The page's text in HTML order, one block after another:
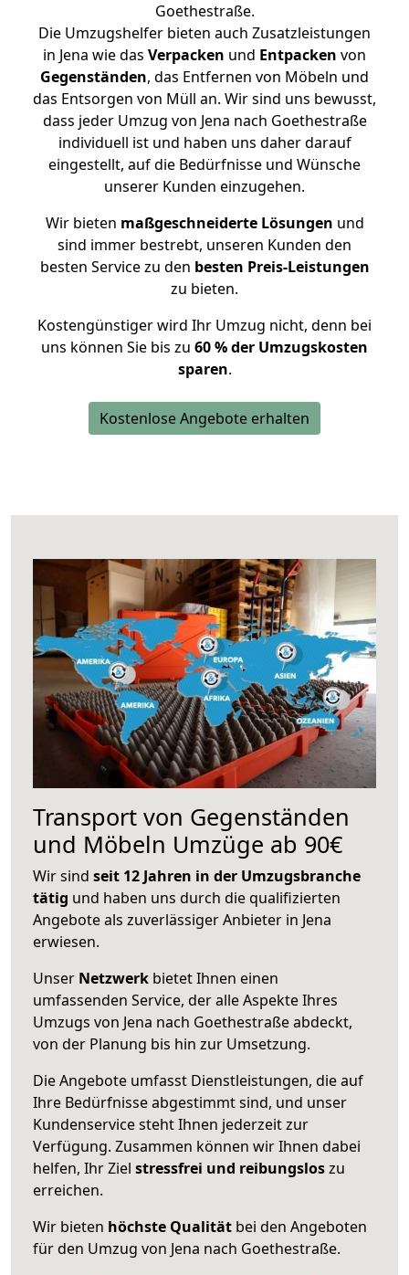
Goethestraße.
Die Umzugshelfer bieten auch Zusatzleistungen
in Jena wie das Verpacken und Entpacken von
Gegenständen, das Entfernen von Möbeln und
das Entsorgen von Müll an. Wir sind uns bewusst,
dass jeder Umzug von Jena nach Goethestraße
individuell ist und haben uns daher darauf
eingestellt, auf die Bedürfnisse und Wünsche
unserer Kunden einzugehen.
Wir bieten maßgeschneiderte Lösungen und
sind immer bestrebt, unseren Kunden den
besten Service zu den besten Preis-Leistungen
zu bieten.
Kostengünstiger wird Ihr Umzug nicht, denn bei
uns können Sie bis zu 60 % der Umzugskosten
sparen.
Kostenlose Angebote erhalten
Transport von Gegenständen
und Möbeln Umzüge ab 90€
Wir sind seit 12 Jahren in der Umzugsbranche
tätig und haben uns durch die qualifizierten
Angebote als zuverlässiger Anbieter in Jena
erwiesen.
Unser Netzwerk bietet Ihnen einen
umfassenden Service, der alle Aspekte Ihres
Umzugs von Jena nach Goethestraße abdeckt,
von der Planung bis hin zur Umsetzung.
Die Angebote umfasst Dienstleistungen, die auf
Ihre Bedürfnisse abgestimmt sind, und unser
Kundenservice steht Ihnen jederzeit zur
Verfügung. Zusammen können wir Ihnen dabei
helfen, Ihr Ziel stressfrei und reibungsloszu
erreichen.
Wir bieten höchste Qualität bei den Angeboten
für den Umzug von Jena nach Goethestraße.